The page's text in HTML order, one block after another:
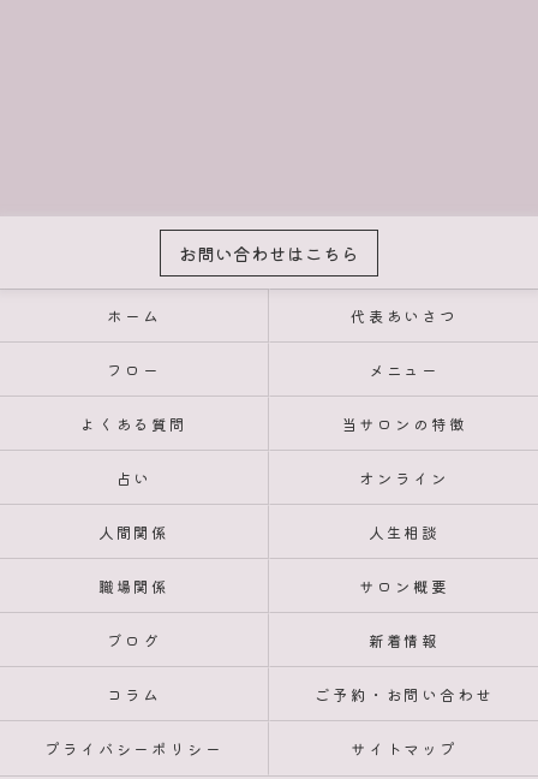
お問い合わせはこちら
ホーム 代表あいさつ
フロー メニュー
よくある質問 当サロンの特徴
占い オンライン
人間関係 人生相談
職場関係 サロン概要
ブログ 新着情報
コラム ご予約・お問い合わせ
プライバシーポリシー サイトマップ